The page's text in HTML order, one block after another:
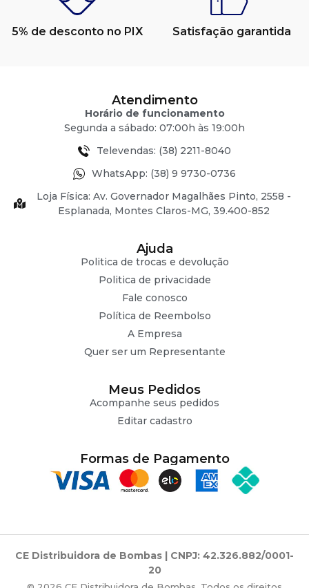
5% de desconto no PIX Satisfação garantida
Atendimento
Horário de funcionamento
Segunda a sábado: 07:00h às 19:00h
Televendas: (38) 2211-8040
WhatsApp: (38) 9 9730-0736
Loja Física: Av. Governador Magalhães Pinto, 2558 -
Esplanada, Montes Claros-MG, 39.400-852
Ajuda
Politica de trocas e devolução
Politica de privacidade
Fale conosco
Política de Reembolso
A Empresa
Quer ser um Representante
Meus Pedidos
Acompanhe seus pedidos
Editar cadastro
Formas de Pagamento
CE Distribuidora de Bombas | CNPJ: 42.326.882/0001-
20